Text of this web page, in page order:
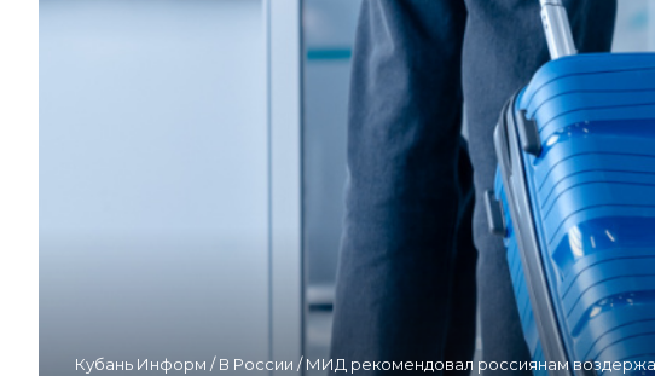
Кубань Информ /В России /МИД рекомендовал россиянам